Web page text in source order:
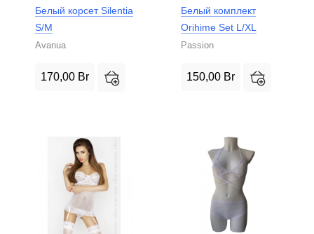
Белый корсет Silentia
S/M
Avanua
170,00 Br
Белый комплект
Orihime Set L/XL
Passion
150,00 Br